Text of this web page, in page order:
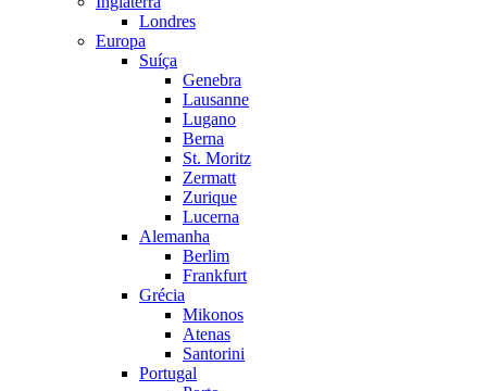
Londres
Europa
Suíça
Genebra
Lausanne
Lugano
Berna
St. Moritz
Zermatt
Zurique
Lucerna
Alemanha
Berlim
Frankfurt
Grécia
Mikonos
Atenas
Santorini
Portugal